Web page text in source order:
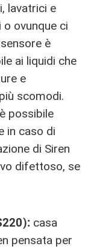
lavatrici e
ovunque ci
è
ai liquidi che
e
scomodi.
possibile
in caso di
di Siren
difettoso, se
casa
pensata per